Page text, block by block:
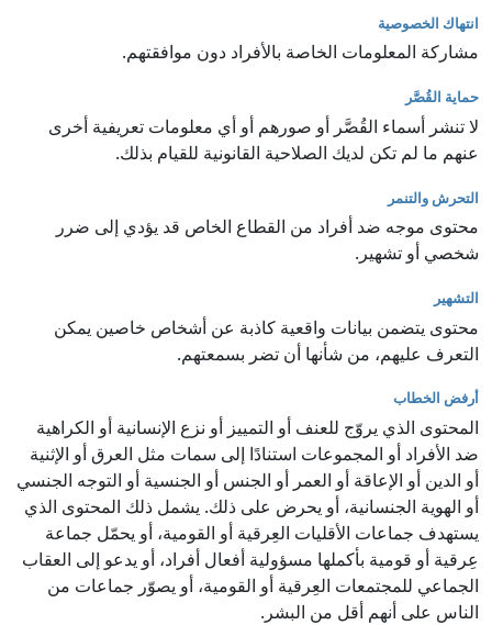
انتهاك الخصوصية
مشاركة المعلومات الخاصة بالأفراد دون موافقتهم.
حماية القُصَّر
لا تنشر أسماء القُصَّر أو صورهم أو أي معلومات تعريفية أخرى
عنهم ما لم تكن لديك الصلاحية القانونية للقيام بذلك.
التحرش والتنمر
محتوى موجه ضد أفراد من القطاع الخاص قد يؤدي إلى ضرر
شخصي أو تشهير.
التشهير
محتوى يتضمن بيانات واقعية كاذبة عن أشخاص خاصين يمكن
التعرف عليهم، من شأنها أن تضر بسمعتهم.
أرفض الخطاب
المحتوى الذي يروّج للعنف أو التمييز أو نزع الإنسانية أو الكراهية
ضد الأفراد أو المجموعات استنادًا إلى سمات مثل العرق أو الإثنية
أو الدين أو الإعاقة أو العمر أو الجنس أو الجنسية أو التوجه الجنسي
أو الهوية الجنسانية، أو يحرض على ذلك. يشمل ذلك المحتوى الذي
يستهدف جماعات الأقليات العِرقية أو القومية، أو يحمّل جماعة
عِرقية أو قومية بأكملها مسؤولية أفعال أفراد، أو يدعو إلى العقاب
الجماعي للمجتمعات العِرقية أو القومية، أو يصوّر جماعات من
الناس على أنهم أقل من البشر.